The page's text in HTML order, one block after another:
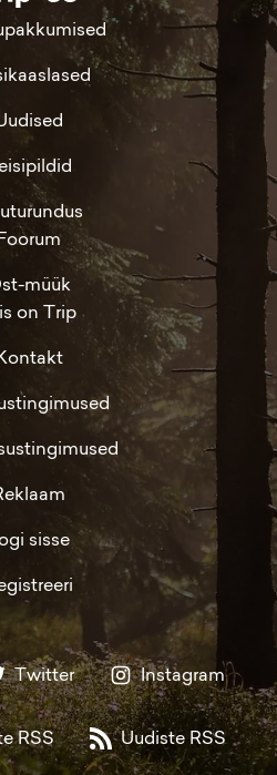
müük
on Trip
sisse
Twitter Instagram
RSS Uudiste RSS